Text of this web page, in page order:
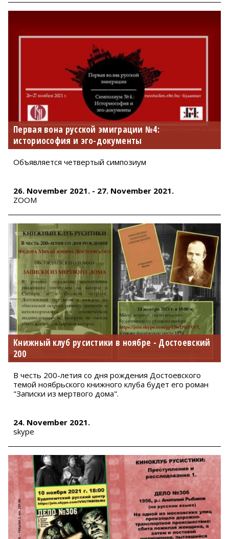
Первая вона русской эмиграции №4:
историософия и эго-документы
Объявляется четвертый симпозиум
26. November 2021. - 27. November 2021.
ZOOM
Книжный клуб русистики в ноябре - Достоевский
200
В честь 200-летия со дня рождения Достоевского
темой ноябрьского книжного клуба будет его роман
"Записки из мертвого дома".
24. November 2021.
skype